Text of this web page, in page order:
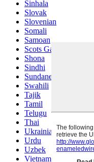
Sinhala
Slovak
Slovenian
Somali
Samoan
Scots Gaelic
Shona
Sindhi
Sundanese
Swahili
Tajik
Tamil
Telugu
Thai
Ukrainian
Urdu
Uzbek
Vietnamese